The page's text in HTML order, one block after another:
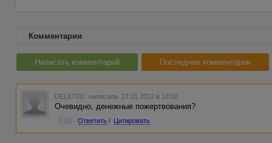
Комментарии
Написать комментарий Последние комментарии
DELETED написала 27.01.2012 в 18:02
Очевидно, денежные пожертвования?
Ответить / Цитировать